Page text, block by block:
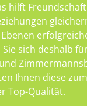
hilft
sich deshalb
Ihnen diese
Top-Qualität.